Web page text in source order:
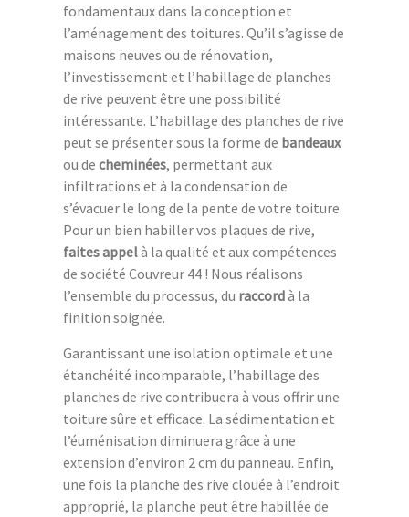
fondamentaux dans la conception et
l’aménagement des toitures. Qu’il s’agisse de
maisons neuves ou de rénovation,
l’investissement et l’habillage de planches
de rive peuvent être une possibilité
intéressante. L’habillage des planches de rive
peut se présenter sous la forme de bandeaux
ou de cheminées, permettant aux
infiltrations et à la condensation de
s’évacuer le long de la pente de votre toiture.
Pour un bien habiller vos plaques de rive,
faites appelà la qualité et aux compétences
de société Couvreur 44 ! Nous réalisons
l’ensemble du processus, du raccordà la
finition soignée.
Garantissant une isolation optimale et une
étanchéité incomparable, l’habillage des
planches de rive contribuera à vous offrir une
toiture sûre et efficace. La sédimentation et
l’éuménisation diminuera grâce à une
extension d’environ 2 cm du panneau. Enfin,
une fois la planche des rive clouée à l’endroit
approprié, la planche peut être habillée de